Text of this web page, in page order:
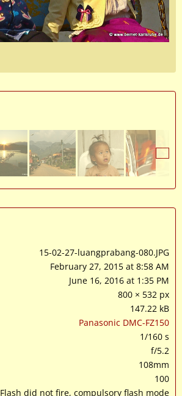
15-02-27-luangprabang-080.JPG
February 27, 2015 at 8:58 AM
June 16, 2016 at 1:35 PM
800 × 532 px
147.22 kB
Panasonic DMC-FZ150
1/160 s
f/5.2
108mm
100
Flash did not fire, compulsory flash mode